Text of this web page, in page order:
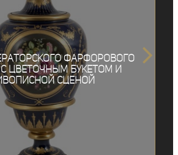
фарфорового
цветочным букетом и
сценой